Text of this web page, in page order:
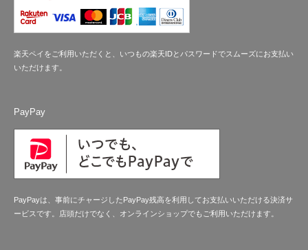
楽天ペイをご利用いただくと、いつもの楽天IDとパスワードでスムーズにお支払い
いただけます。
PayPay
PayPayは、事前にチャージしたPayPay残高を利用してお支払いいただける決済サ
ービスです。店頭だけでなく、オンラインショップでもご利用いただけます。